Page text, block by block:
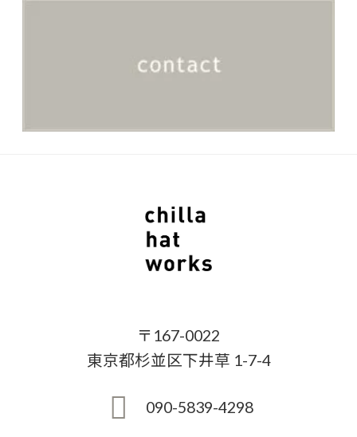
〒167-0022
東京都杉並区下井草 1-7-4
090-5839-4298